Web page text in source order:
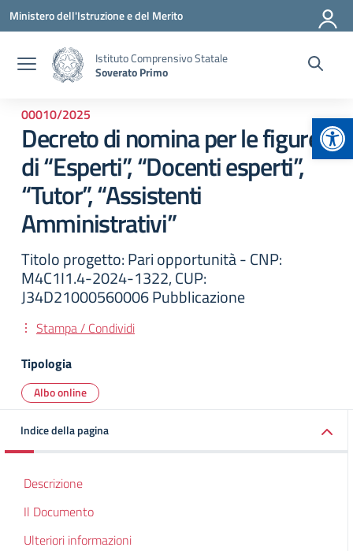
Vai ai contenuti
Vai al menu di navigazione
Vai al footer
Ministero dell'Istruzione e del Merito
Istituto Comprensivo Statale
Soverato Primo
00010/2025
Decreto di nomina per le figure
di “Esperti”, “Docenti esperti”,
“Tutor”, “Assistenti
Amministrativi”
Titolo progetto: Pari opportunità - CNP:
M4C1I1.4-2024-1322, CUP:
J34D21000560006 Pubblicazione
Stampa / Condividi
Tipologia
Albo online
Indice della pagina
Descrizione
Il Documento
Ulteriori informazioni